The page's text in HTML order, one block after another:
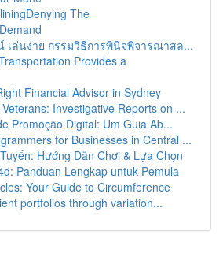
The
เล่นง่าย กรรมวิธีการพินิจพิจารณาสล...
Provides a
Financial Advisor in Sydney
Investigative Reports on ...
Promoção Digital: Um Guia Ab...
for Businesses in Central ...
Hướng Dẫn Chơi & Lựa Chọn
Panduan Lengkap untuk Pemula
Your Guide to Circumference
portfolios through variation...